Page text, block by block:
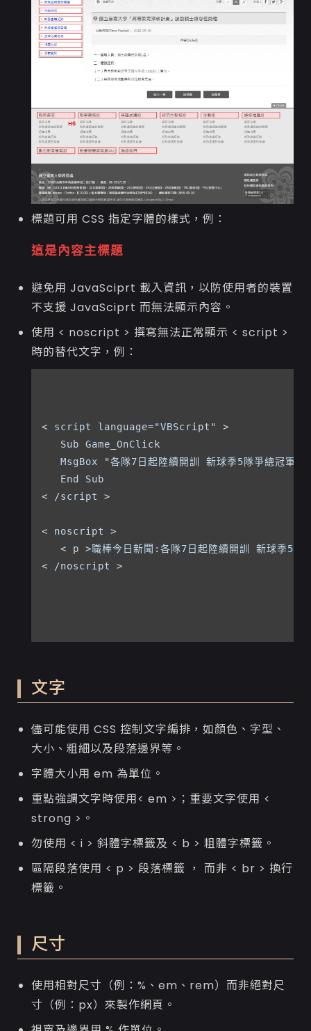
標題可用 CSS 指定字體的樣式，例：
這是內容主標題
避免用 JavaSciprt 載入資訊，以防使用者的裝置
不支援 JavaSciprt 而無法顯示內容。
使用 < noscript > 撰寫無法正常顯示 < script >
時的替代文字，例：
< script language="VBScript" >
   Sub Game_OnClick
   MsgBox "各隊7日起陸續開訓 新球季5隊爭總冠軍"
   End Sub
< /script >
< noscript >
< p >職棒今日新聞:各隊7日起陸續開訓 新球季5隊
< /noscript >
文字
儘可能使用 CSS 控制文字編排，如顏色、字型、
大小、粗細以及段落邊界等。
字體大小用 em 為單位。
重點強調文字時使用< em >；重要文字使用 <
strong >。
勿使用 < i > 斜體字標籤及 < b > 粗體字標籤。
區隔段落使用 < p > 段落標籤 ， 而非 < br > 換行
標籤。
尺寸
使用相對尺寸（例：%、em、rem）而非絕對尺
寸（例：px）來製作網頁。